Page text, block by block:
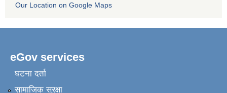
Our Location on Google Maps
eGov services
घटना दर्ता
सामाजिक सुरक्षा